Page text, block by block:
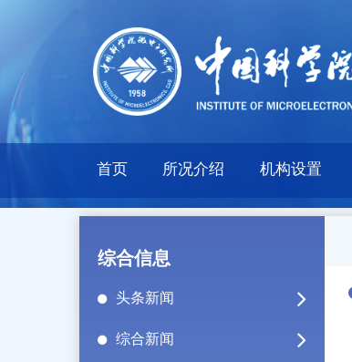
首页 所况介绍 机构设置
综合信息
头条新闻
综合新闻